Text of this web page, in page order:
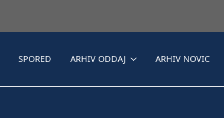
SPORED ARHIV ODDAJ ARHIV NOVIC